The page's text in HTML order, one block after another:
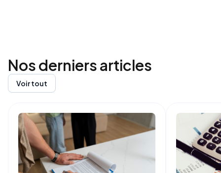
Nos derniersarticles
Voir tout